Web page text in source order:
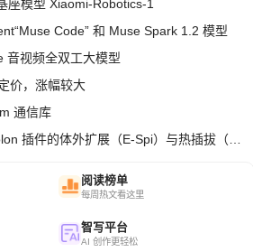
座模型 Xiaomi-Robotics-1
Code” 和 Muse Spark 1.2 模型
音视频全双工大模型
价，涨幅较大
通信库
阅读榜单
每周热文看这里
智写平台
AI 创作更轻松